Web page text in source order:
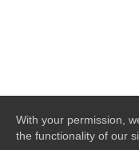
With your permission,
the functionality of our